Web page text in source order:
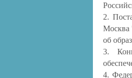
2.
Москва
об
3.
4.